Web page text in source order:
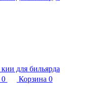
0 Корзина 0